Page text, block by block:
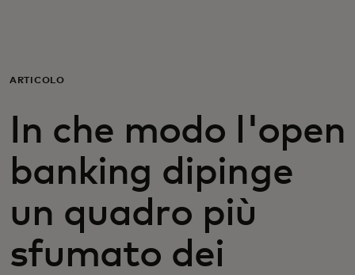
Per il business
Per il mondo
Per gli innovatori
Newsroom
ARTICOLO
In che modo l'open
banking dipinge
un quadro più
sfumato dei